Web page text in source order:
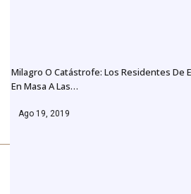
Milagro O Catástrofe: Los Residentes De
En Masa A Las…
Ago 19, 2019